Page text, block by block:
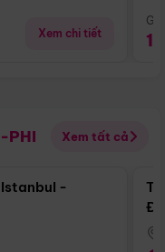
Xem chi tiết
PHI Xem tất cả
Điểm nổi bật
Istanbul -